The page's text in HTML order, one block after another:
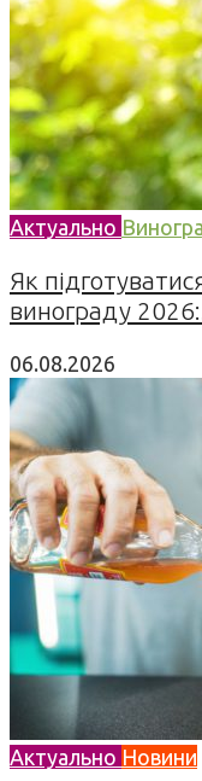
Актуально
Як
винограду
06.08.2026
Актуально Новини